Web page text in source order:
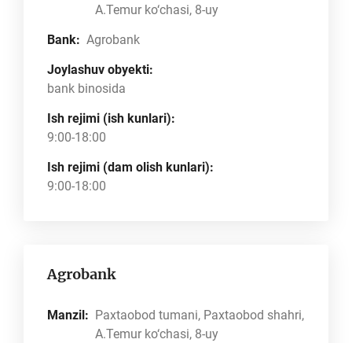
A.Temur ko‘chasi, 8-uy
Bank: Agrobank
Joylashuv obyekti:
bank binosida
Ish rejimi (ish kunlari):
9:00-18:00
Ish rejimi (dam olish kunlari):
9:00-18:00
Agrobank
Manzil: Paxtaobod tumani, Paxtaobod shahri,
A.Temur ko‘chasi, 8-uy